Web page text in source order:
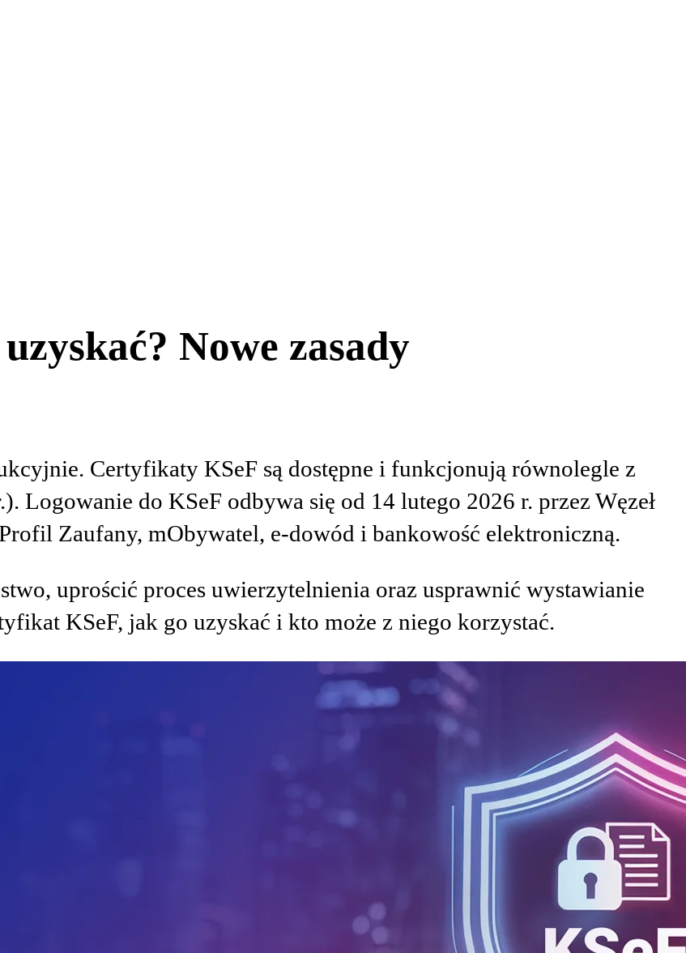
Nowe zasady
Certyfikaty KSeF są dostępne i funkcjonują równolegle z
Logowanie do KSeF odbywa się od 14 lutego 2026 r. przez Węzeł
Zaufany, mObywatel, e-dowód i bankowość elektroniczną.
uprościć proces uwierzytelnienia oraz usprawnić wystawianie
KSeF, jak go uzyskać i kto może z niego korzystać.